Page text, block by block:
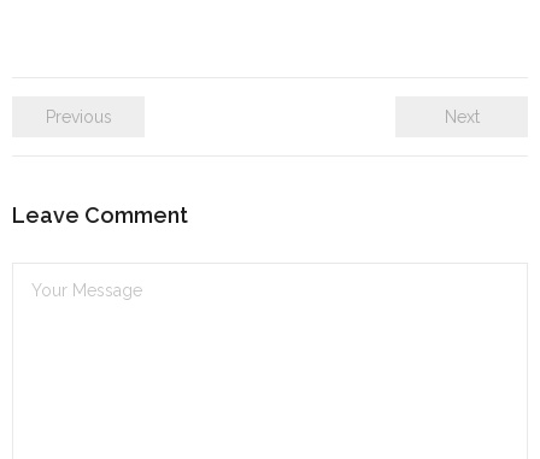
Previous Next
Leave Comment